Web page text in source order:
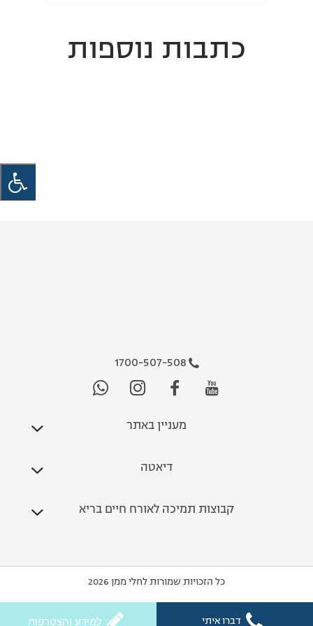
כתבות נוספות
1700-507-508
מעניין באתר
דיאטה
קבוצות תמיכה לאורח חיים בריא
כל הזכויות שמורות לחלי ממן 2026
דברו איתי למידע והצטרפות